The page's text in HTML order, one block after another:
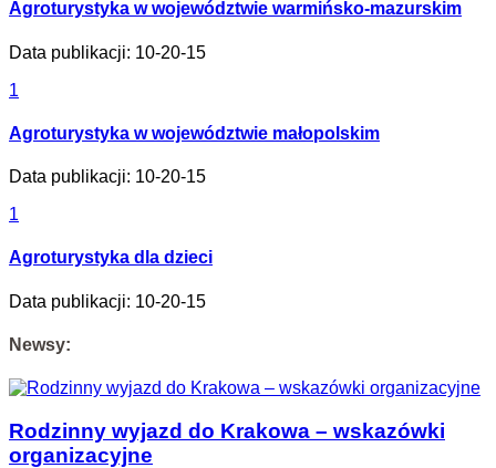
Agroturystyka w województwie warmińsko-mazurskim
Data publikacji: 10-20-15
1
Agroturystyka w województwie małopolskim
Data publikacji: 10-20-15
1
Agroturystyka dla dzieci
Data publikacji: 10-20-15
Newsy:
Rodzinny wyjazd do Krakowa – wskazówki
organizacyjne